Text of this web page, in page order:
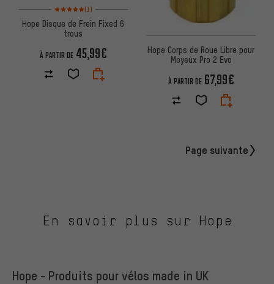
Note moyenne : 5 sur 5 d'après 1 avis
(1)
Hope Disque de Frein Fixed 6
trous
À PARTIR DE 45,99€
Hope Corps de Roue Libre pour
Moyeux Pro 2 Evo
À PARTIR DE 67,99€
Page suivante
En savoir plus sur Hope
Hope - Produits pour vélos made in UK